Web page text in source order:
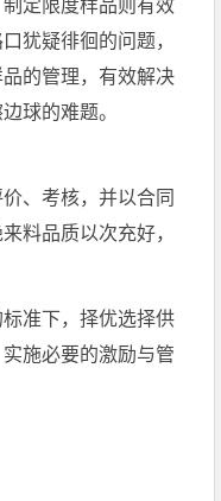
定限度样品则有效
犹疑徘徊的问题，
的管理，有效解决
球的难题。
、考核，并以合同
料品质以次充好，
准下，择优选择供
施必要的激励与管